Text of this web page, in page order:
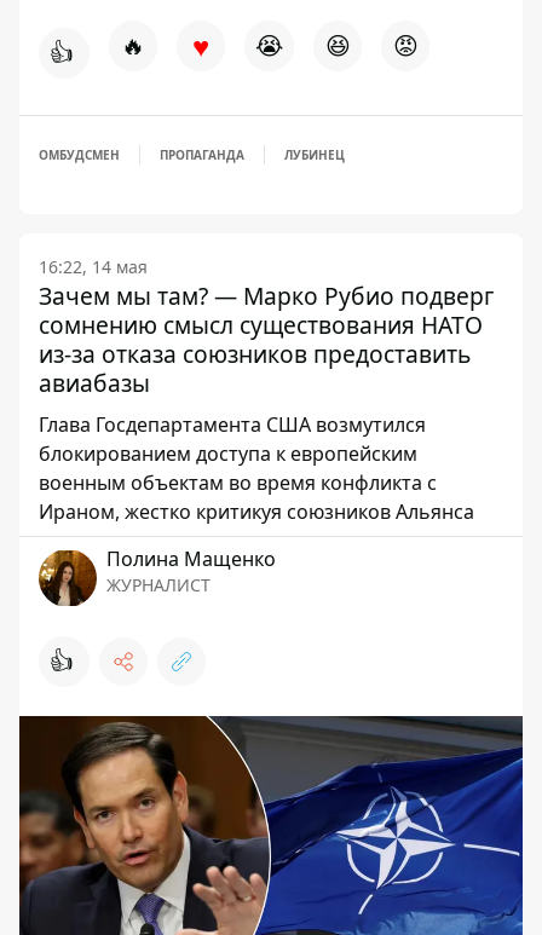
👍 🔥 ♥ 😭 😆 😡
ОМБУДСМЕН ПРОПАГАНДА ЛУБИНЕЦ
16:22, 14 мая
Зачем мы там? — Марко Рубио подверг
сомнению смысл существования НАТО
из-за отказа союзников предоставить
авиабазы
Глава Госдепартамента США возмутился
блокированием доступа к европейским
военным объектам во время конфликта с
Ираном, жестко критикуя союзников Альянса
Полина Мащенко
ЖУРНАЛИСТ
👍